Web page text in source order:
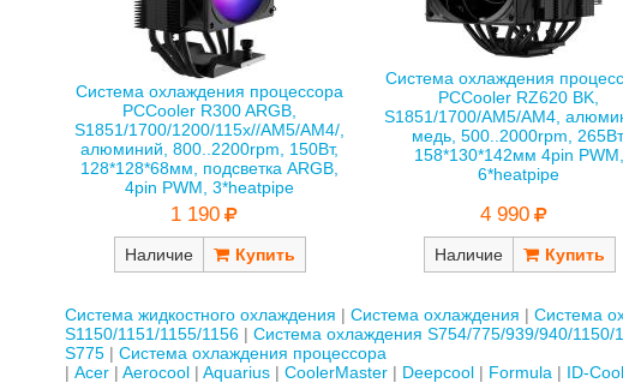
Система охлаждения процессора
PCCooler R300 ARGB,
S1851/1700/1200/115x//AM5/AM4/,
алюминий, 800..2200rpm, 150Вт,
128*128*68мм, подсветка ARGB,
4pin PWM, 3*heatpipe
1 190
Наличие
Система охлаждения
PCCooler RZ620 BK,
S1851/1700/AM5/AM4,
медь, 500..2000rpm,
158*130*142мм 4pin PWM,
6*heatpipe
4 990
Наличие
Система жидкостного охлаждения Система охлаждения Система
S1150/1151/1155/1156
Система охлаждения S754/775/939/940/
S775
Система охлаждения процессора
Acer
Aerocool Aquarius CoolerMaster Deepcool Formula ID-